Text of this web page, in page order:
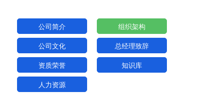
公司简介
组织架构
公司文化
总经理致辞
资质荣誉
知识库
人力资源